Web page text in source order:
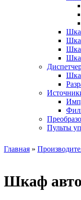
Пульты
Главная »
Шкаф